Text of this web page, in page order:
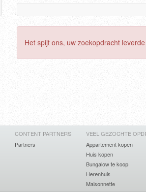
Het spijt ons, uw zoekopdracht
CONTENT PARTNERS
Partners
VEEL GEZOCHTE
Appartement kopen
Huis kopen
Bungalow te koop
Herenhuis
Maisonnette